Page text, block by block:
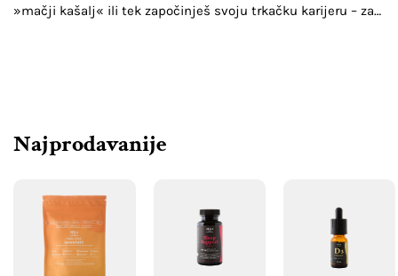
»mačji kašalj« ili tek započinješ svoju trkačku karijeru – za…
Najprodavanije